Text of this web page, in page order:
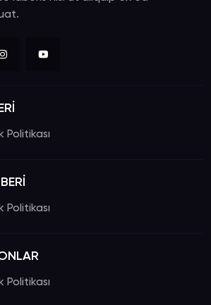
Politikası
Politikası
Politikası